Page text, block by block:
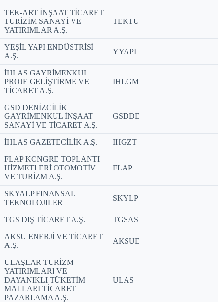
TEK-ART İNŞAAT TİCARET
TURİZİM SANAYİ VE
YATIRIMLAR A.Ş.
TEKTU
YEŞİL YAPI ENDÜSTRİSİ
A.Ş.
YYAPI
İHLAS GAYRİMENKUL
PROJE GELİŞTİRME VE
TİCARET A.Ş.
IHLGM
GSD DENİZCİLİK
GAYRİMENKUL İNŞAAT
SANAYİ VE TİCARET A.Ş.
GSDDE
İHLAS GAZETECİLİK A.Ş. IHGZT
FLAP KONGRE TOPLANTI
HİZMETLERİ OTOMOTİV
VE TURİZM A.Ş.
FLAP
SKYALP FINANSAL
TEKNOLOJILER
SKYLP
TGS DIŞ TİCARET A.Ş. TGSAS
AKSU ENERJİ VE TİCARET
A.Ş.
AKSUE
ULAŞLAR TURİZM
YATIRIMLARI VE
DAYANIKLI TÜKETİM
MALLARI TİCARET
PAZARLAMA A.Ş.
ULAS